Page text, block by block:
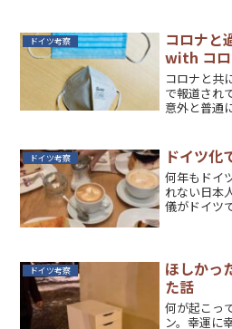
ドイツ考察
コロナと
with コロ
コロナと共
で報道され
意外と普通
ドイツ考察 ドイツ化
何年もドイ
れない日本
儀がドイツ
ドイツ考察
ほしかっ
た話
何が起こっ
ン。幸運に